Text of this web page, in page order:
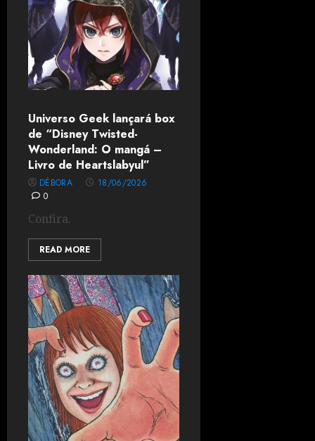
Universo Geek lançará box
de “Disney Twisted-
Wonderland: O mangá –
Livro de Heartslabyul”
DÉBORA
18/06/2026
0
Confira.
READ MORE